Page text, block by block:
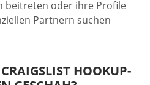
beitreten oder ihre Profile
Partnern suchen
HOOKUP-